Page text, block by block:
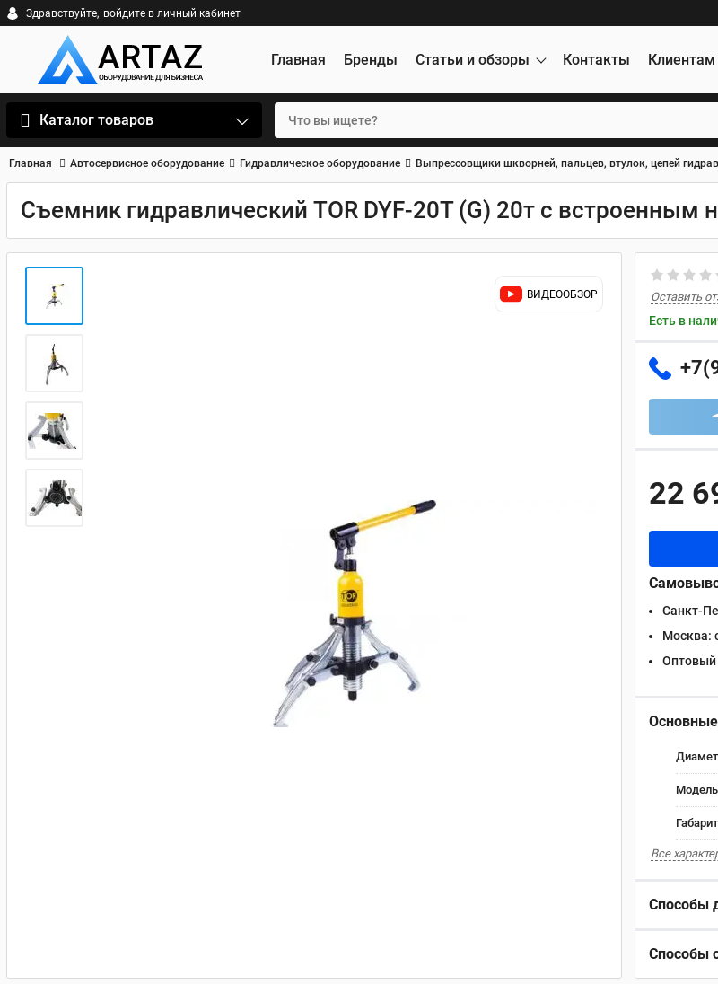
Здравствуйте, войдите в личный кабинет
Главная Бренды Статьи и обзоры Контакты Клиентам
Каталог товаров
Главная Автосервисное оборудование Гидравлическое оборудование Выпрессовщики шкворней, пальцев, втулок, цепей
Съемник гидравлический TOR DYF-20T (G) 20т с встроенным
ВИДЕООБЗОР Оставить
Есть в
22
Санкт-
Москва:
Оптовый
Основные
Все
Способы
Способы